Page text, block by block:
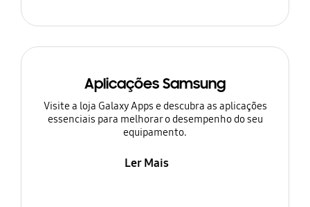
Aplicações Samsung
Visite a loja Galaxy Apps e descubra as aplicações
essenciais para melhorar o desempenho do seu
equipamento.
Ler Mais